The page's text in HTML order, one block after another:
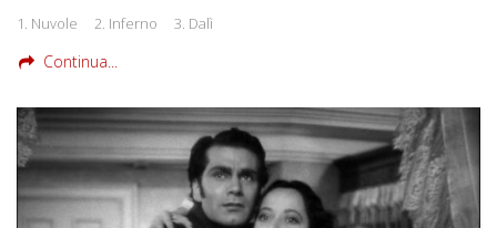
1. Nuvole 2. Inferno 3. Dalì
Continua...